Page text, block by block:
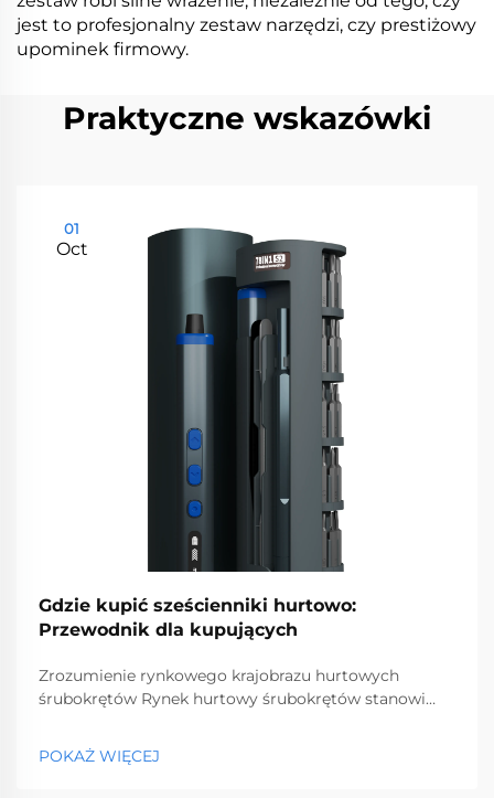
jest to profesjonalny zestaw narzędzi, czy prestiżowy
upominek firmowy.
Praktyczne wskazówki
01
Oct
Gdzie kupić sześcienniki hurtowo:
Przewodnik dla kupujących
Zrozumienie rynkowego krajobrazu hurtowych
śrubokrętów Rynek hurtowy śrubokrętów stanowi
obsługując przedsiębiorstwa od sklepów z
narzędziami po firmy budowlane. Z globalnym
POKAŻ WIĘCEJ